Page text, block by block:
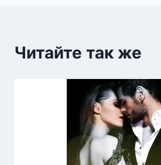
Читайте так же